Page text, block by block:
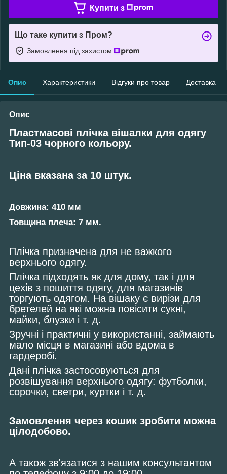
Купити з
Що таке купити з Пром?
Замовлення під захистом
Опис Характеристики Відгуки про товар Доставка
Опис
Пластмасові плічка вішалки для одягу
Тип-03 чорного кольору.
Ціна вказана за 10 штук.
Довжина: 410 мм
Товщина плеча: 7 мм.
Плічка призначена для не важкого
верхнього одягу.
Плічка підходять як для дому, так і для
цехів з пошиття одягу, для магазинів
торгують одягом. На вішаку є вирізи для
бретелей на які можна повісити сукні,
майки, блузки і т. д.
Зручні і практичні у використанні, займають
мало місця в магазині або вдома в
гардеробі.
Дані плічка застосовуються для
розвішування верхнього одягу: футболки,
сорочки, светри, куртки і т. д.
Замовлення через кошик зробити можна
цілодобово.
А також зв'язатися з нашим консультантом